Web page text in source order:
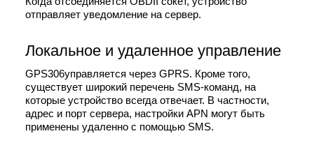
отправляет уведомление на сервер.
Локальное и удаленное управление
GPS306управляется через GPRS. Кроме того,
существует широкий перечень SMS-команд, на
которые устройство всегда отвечает. В частности,
адрес и порт сервера, настройки APN могут быть
применены удаленно с помощью SMS.